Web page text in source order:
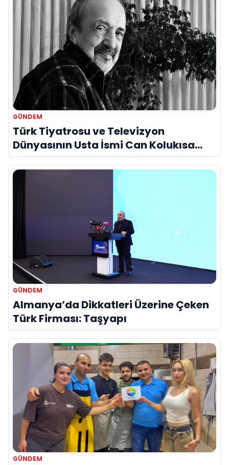
GÜNDEM
Türk Tiyatrosu ve Televizyon
Dünyasının Usta İsmi Can Kolukısa
Hayatını Kaybetti
GÜNDEM
Almanya’da Dikkatleri Üzerine Çeken
Türk Firması: Taşyapı
GÜNDEM